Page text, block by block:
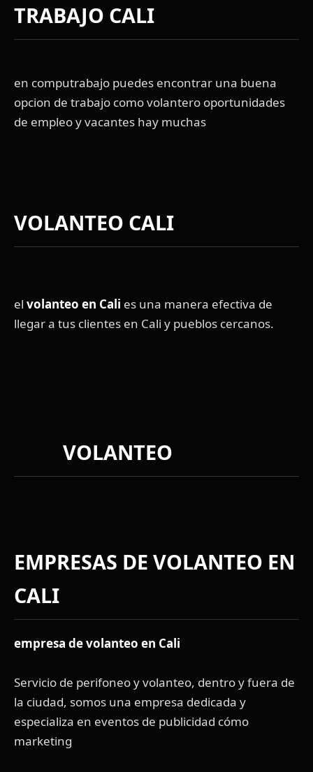
TRABAJO CALI
en computrabajo puedes encontrar una buena
opcion de trabajo como volantero oportunidades
de empleo y vacantes hay muchas
VOLANTEO CALI
el volanteo en Cali es una manera efectiva de
llegar a tus clientes en Cali y pueblos cercanos.
VOLANTEO
EMPRESAS DE VOLANTEO EN
CALI
empresa de volanteo en Cali
Servicio de perifoneo y volanteo, dentro y fuera de
la ciudad, somos una empresa dedicada y
especializa en eventos de publicidad cómo
marketing